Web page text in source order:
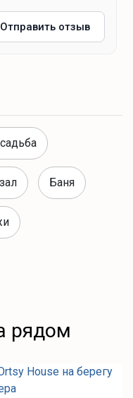
Отправить отзыв
Баня
рядом